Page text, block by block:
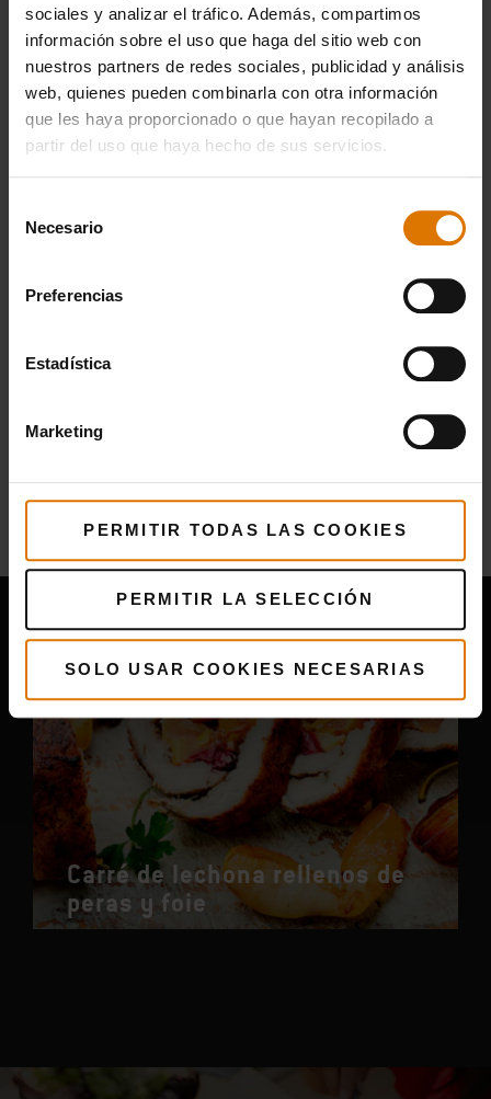
sociales y analizar el tráfico. Además, compartimos
información sobre el uso que haga del sitio web con
nuestros partners de redes sociales, publicidad y análisis
web, quienes pueden combinarla con otra información
que les haya proporcionado o que hayan recopilado a
partir del uso que haya hecho de sus servicios.
Necesario
Preferencias
Estadística
Marketing
PERMITIR TODAS LAS COOKIES
PERMITIR LA SELECCIÓN
SOLO USAR COOKIES NECESARIAS
Másrecetas
Puede que también te guste
Carré de lechona rellenos de
peras y foie